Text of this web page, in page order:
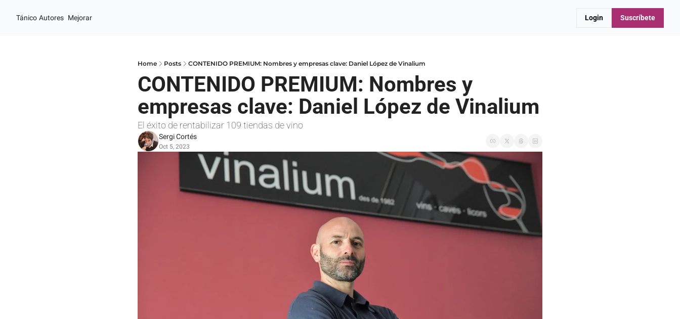
Tánico Autores Mejorar Login Suscríbete
Home Posts CONTENIDO PREMIUM: Nombres y empresas clave: Daniel López de Vinalium
CONTENIDO PREMIUM: Nombres y
empresas clave: Daniel López de Vinalium
El éxito de rentabilizar 109 tiendas de vino
Sergi Cortés
Oct 5, 2023